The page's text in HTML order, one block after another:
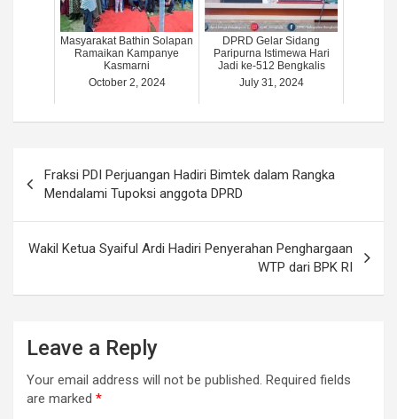
Masyarakat Bathin Solapan
Ramaikan Kampanye
Kasmarni
October 2, 2024
DPRD Gelar Sidang
Paripurna Istimewa Hari
Jadi ke-512 Bengkalis
July 31, 2024
navigation
Fraksi PDI Perjuangan Hadiri Bimtek dalam Rangka
Mendalami Tupoksi anggota DPRD
Wakil Ketua Syaiful Ardi Hadiri Penyerahan Penghargaan
WTP dari BPK RI
Leave a Reply
Your email address will not be published. Required fields
are marked *